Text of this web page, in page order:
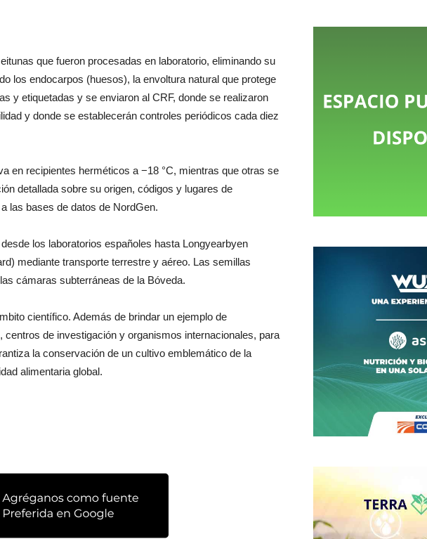
que fueron procesadas en laboratorio, eliminando su
los endocarpos (huesos), la envoltura natural que protege
y etiquetadas y se enviaron al CRF, donde se realizaron
y donde se establecerán controles periódicos cada diez
en recipientes herméticos a −18 °C, mientras que otras se
detallada sobre su origen, códigos y lugares de
las bases de datos de NordGen.
los laboratorios españoles hasta Longyearbyen
mediante transporte terrestre y aéreo. Las semillas
cámaras subterráneas de la Bóveda.
científico. Además de brindar un ejemplo de
de investigación y organismos internacionales, para
la conservación de un cultivo emblemático de la
alimentaria global.